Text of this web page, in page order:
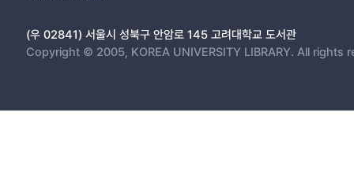
(우 02841) 서울시 성북구 안암로 145 고려대학교 도서관
Copyright © 2005, KOREA UNIVERSITY LIBRARY. All rights